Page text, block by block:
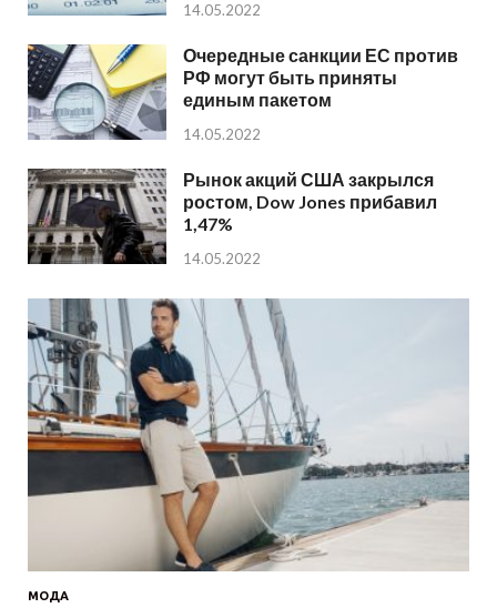
14.05.2022
Очередные санкции ЕС против
РФ могут быть приняты
единым пакетом
14.05.2022
Рынок акций США закрылся
ростом, Dow Jones прибавил
1,47%
14.05.2022
МОДА